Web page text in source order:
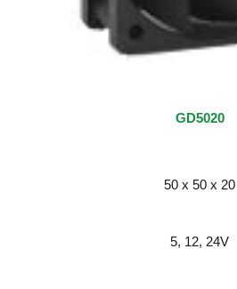
GD5020
50 x 50 x 20
5, 12, 24V